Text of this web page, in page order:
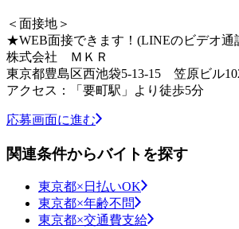
＜面接地＞
★WEB面接できます！(LINEのビデオ通
株式会社 ＭＫＲ
東京都豊島区西池袋5-13-15 笠原ビル
アクセス：「要町駅」より徒歩5分
応募画面に進む
関連条件からバイトを探す
東京都×日払いOK
東京都×年齢不問
東京都×交通費支給